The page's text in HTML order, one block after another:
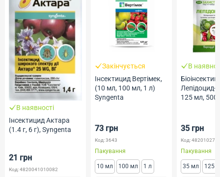
В наявності
Інсектицид Актара
(1.4 г, 6 г), Syngenta
21 грн
Код: 4820041010082
Закінчується
Інсектицид Вертімек,
(10 мл, 100 мл, 1 л)
Syngenta
73 грн
Код: 3643
Пакування
10 мл 100 мл 1 л
В
Лепідоцид-
125 мл,
35 грн
Код:
Пакування
35 мл 125